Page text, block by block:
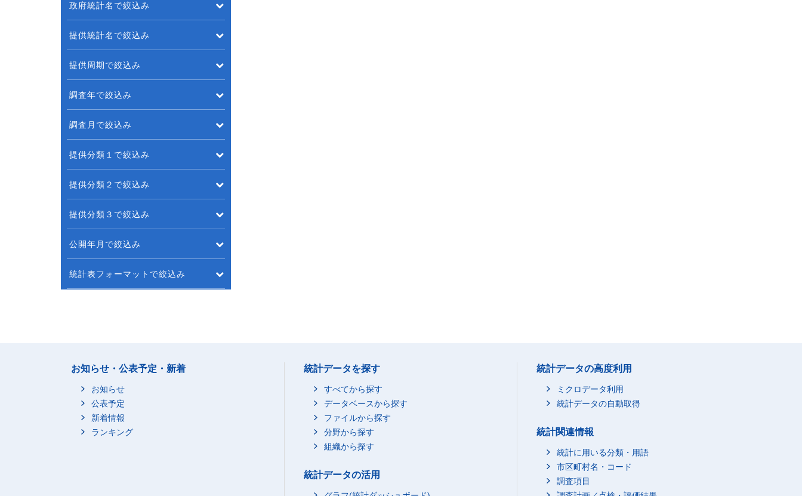
政府統計名で絞込み
提供統計名で絞込み
提供周期で絞込み
調査年で絞込み
調査月で絞込み
提供分類１で絞込み
提供分類２で絞込み
提供分類３で絞込み
公開年月で絞込み
統計表フォーマットで絞込み
お知らせ・公表予定・新着
お知らせ
公表予定
新着情報
ランキング
統計データを探す
すべてから探す
データベースから探す
ファイルから探す
分野から探す
組織から探す
統計データの活用
統計データの高度利用
ミクロデータ利用
統計データの自動取得
統計関連情報
統計に用いる分類・用語
市区町村名・コード
調査項目